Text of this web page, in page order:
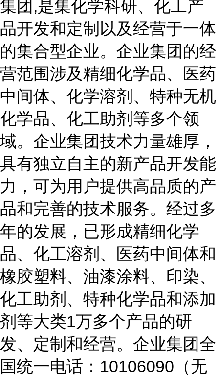
集团,是集化学科研、化工产
品开发和定制以及经营于一体
的集合型企业。企业集团的经
营范围涉及精细化学品、医药
中间体、化学溶剂、特种无机
化学品、化工助剂等多个领
域。企业集团技术力量雄厚，
具有独立自主的新产品开发能
力，可为用户提供高品质的产
品和完善的技术服务。经过多
年的发展，已形成精细化学
品、化工溶剂、医药中间体和
橡胶塑料、油漆涂料、印染、
化工助剂、特种化学品和添加
剂等大类1万多个产品的研
发、定制和经营。企业集团全
国统一电话：10106090（无